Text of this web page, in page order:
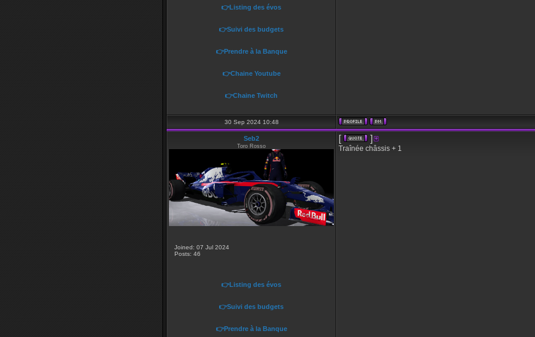
👉Listing des évos
👉Suivi des budgets
👉Prendre à la Banque
👉Chaine Youtube
👉Chaine Twitch
30 Sep 2024 10:48
Seb2
Toro Rosso
Joined: 07 Jul 2024
Posts: 46
👉Listing des évos
👉Suivi des budgets
👉Prendre à la Banque
[ ]
Traînée châssis + 1